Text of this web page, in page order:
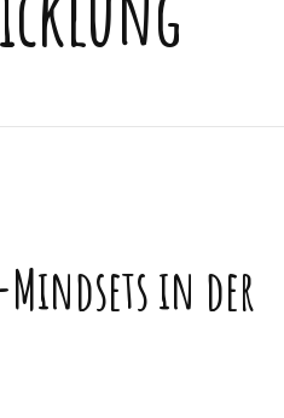
Mindsets in der